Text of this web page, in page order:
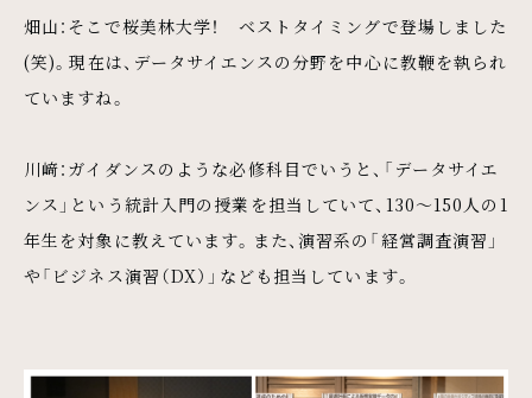
畑山：そこで桜美林大学！ ベストタイミングで登場しました
(笑)。現在は、データサイエンスの分野を中心に教鞭を執られ
ていますね。
川﨑：ガイダンスのような必修科目でいうと、「データサイエ
ンス」という統計入門の授業を担当していて、130～150人の1
年生を対象に教えています。また、演習系の「経営調査演習」
や「ビジネス演習（DX）」なども担当しています。